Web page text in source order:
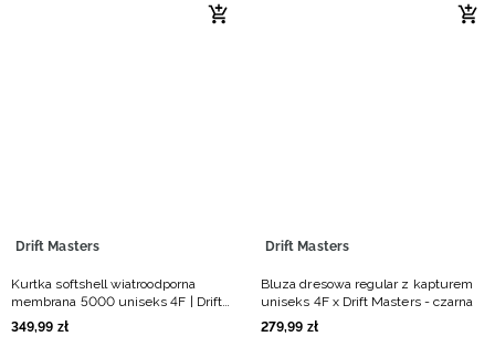
Drift Masters
Kurtka softshell wiatroodporna
membrana 5000 uniseks 4F | Drift
Masters - czarna
349,99 zł
Drift Masters
Bluza dresowa regular z kapturem
uniseks 4F x Drift Masters - czarna
279,99 zł